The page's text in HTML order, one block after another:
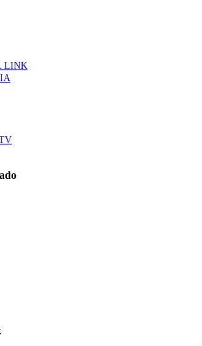
em cada dez doentes com enfarte
para primeira linha no cancro da
negativo metastático em doentes não
inibidores PD-(L)1
para acompanhamento da gravidez
especialistas
promulga clarificação dos incentivos a
LINK